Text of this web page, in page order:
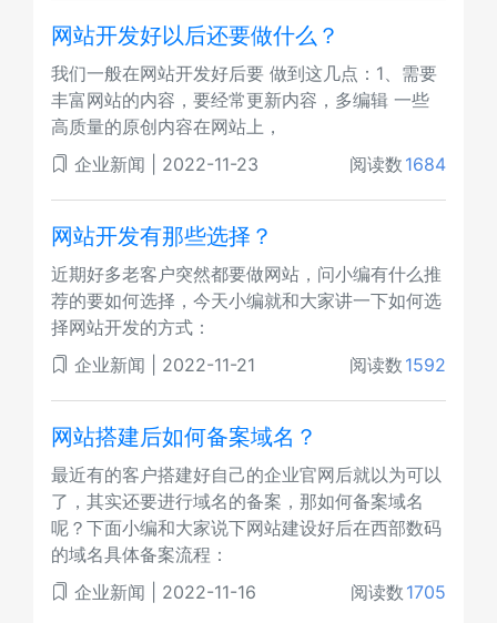
网站开发好以后还要做什么？
我们一般在网站开发好后要 做到这几点：1、需要
丰富网站的内容，要经常更新内容，多编辑 一些
高质量的原创内容在网站上，
企业新闻
2022-11-23 阅读数 1684
网站开发有那些选择？
近期好多老客户突然都要做网站，问小编有什么推
荐的要如何选择，今天小编就和大家讲一下如何选
择网站开发的方式：
企业新闻
2022-11-21 阅读数 1592
网站搭建后如何备案域名？
最近有的客户搭建好自己的企业官网后就以为可以
了，其实还要进行域名的备案，那如何备案域名
呢？下面小编和大家说下网站建设好后在西部数码
的域名具体备案流程：
企业新闻
2022-11-16 阅读数 1705